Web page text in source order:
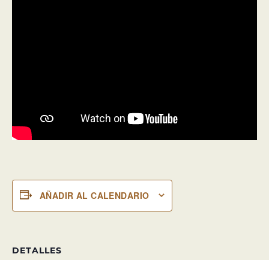
AÑADIR AL CALENDARIO
DETALLES